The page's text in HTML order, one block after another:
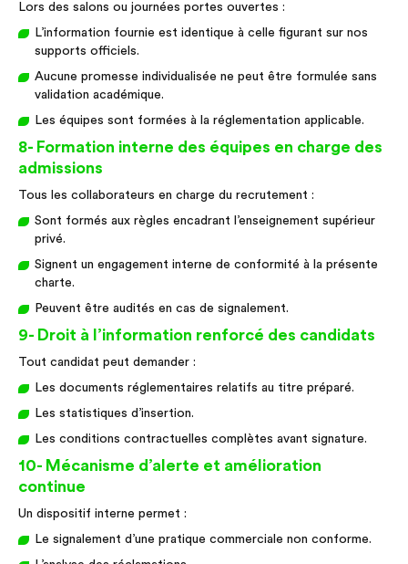
Lors des salons ou journées portes ouvertes :
L’information fournie est identique à celle figurant sur nos
supports officiels.
Aucune promesse individualisée ne peut être formulée sans
validation académique.
Les équipes sont formées à la réglementation applicable.
8- Formation interne des équipes en charge des
admissions
Tous les collaborateurs en charge du recrutement :
Sont formés aux règles encadrant l’enseignement supérieur
privé.
Signent un engagement interne de conformité à la présente
charte.
Peuvent être audités en cas de signalement.
9- Droit à l’information renforcé des candidats
Tout candidat peut demander :
Les documents réglementaires relatifs au titre préparé.
Les statistiques d’insertion.
Les conditions contractuelles complètes avant signature.
10- Mécanisme d’alerte et amélioration
continue
Un dispositif interne permet :
Le signalement d’une pratique commerciale non conforme.